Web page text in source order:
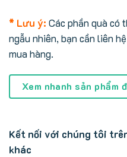
* Lưu ý: Các phần quà có
ngẫu nhiên, bạn cần liên
mua hàng.
Xem nhanh sản phẩm
Kết nối với chúng tôi
khác